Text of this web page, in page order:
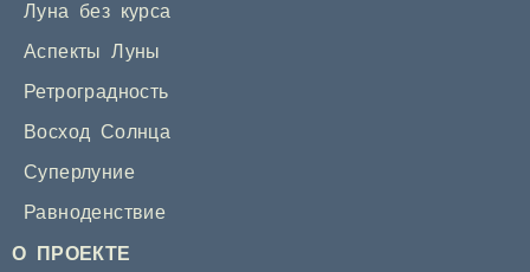
Луна без курса
Аспекты Луны
Ретроградность
Восход Солнца
Суперлуние
Равноденствие
О ПРОЕКТЕ